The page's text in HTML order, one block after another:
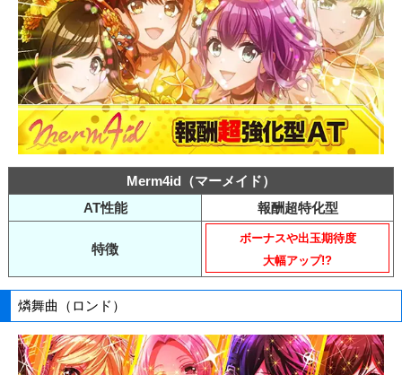
Merm4id（マーメイド）
AT性能
報酬超特化型
特徴
ボーナスや出玉期待度
大幅アップ!?
燐舞曲（ロンド）